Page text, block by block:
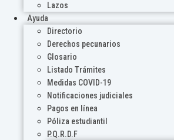
Lazos
Ayuda
Directorio
Derechos pecunarios
Glosario
Listado Trámites
Medidas COVID-19
Notificaciones judiciales
Pagos en línea
Póliza estudiantil
P.Q.R.D.F